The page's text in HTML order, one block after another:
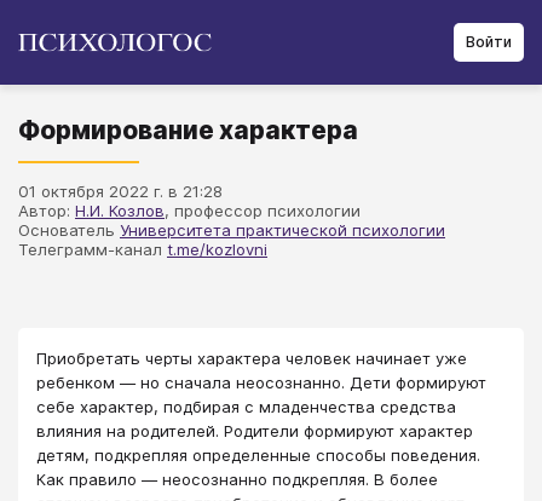
Войти
Формирование характера
01 октября 2022 г. в 21:28
Автор: Н.И. Козлов, профессор психологии
Основатель Университета практической психологии
Телеграмм-канал t.me/kozlovni
Приобретать черты характера человек начинает уже
ребенком — но сначала неосознанно. Дети формируют
себе характер, подбирая с младенчества средства
влияния на родителей. Родители формируют характер
детям, подкрепляя определенные способы поведения.
Как правило — неосознанно подкрепляя. В более